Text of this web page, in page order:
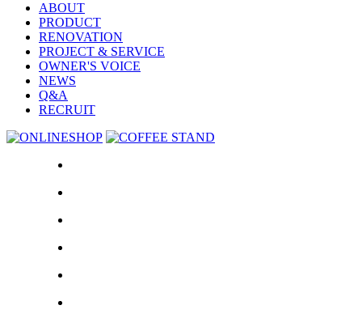
ABOUT
PRODUCT
RENOVATION
PROJECT & SERVICE
OWNER'S VOICE
NEWS
Q&A
RECRUIT